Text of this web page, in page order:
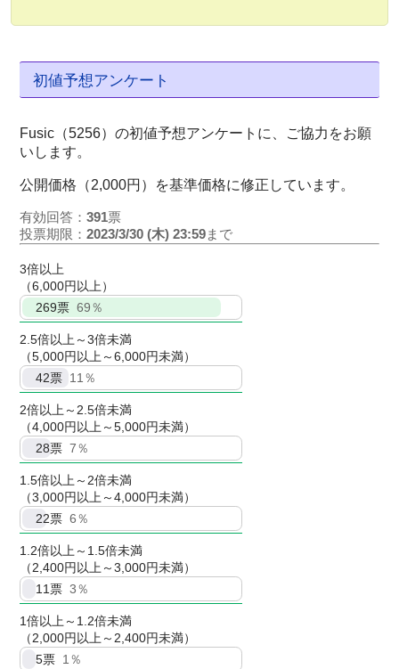
初値予想アンケート
Fusic（5256）の初値予想アンケートに、ご協力をお願
いします。
公開価格（2,000円）を基準価格に修正しています。
有効回答： 391票
投票期限： 2023/3/30 (木) 23:59まで
3倍以上
（6,000円以上）
269票 69％
2.5倍以上～3倍未満
（5,000円以上～6,000円未満）
42票 11％
2倍以上～2.5倍未満
（4,000円以上～5,000円未満）
28票 7％
1.5倍以上～2倍未満
（3,000円以上～4,000円未満）
22票 6％
1.2倍以上～1.5倍未満
（2,400円以上～3,000円未満）
11票 3％
1倍以上～1.2倍未満
（2,000円以上～2,400円未満）
5票 1％